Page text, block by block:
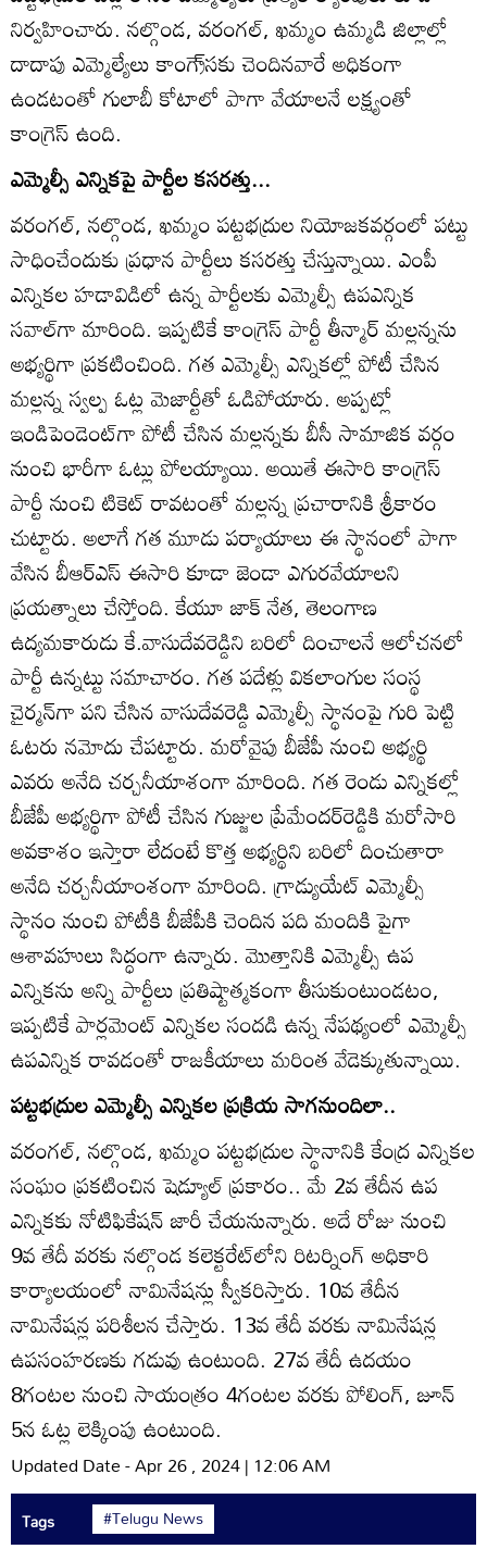
నిర్వహించారు. నల్గొండ, వరంగల్‌, ఖమ్మం ఉమ్మడి జిల్లాల్లో
దాదాపు ఎమ్మెల్యేలు కాంగ్రె్‌సకు చెందినవారే అధికంగా
ఉండటంతో గులాబీ కోటాలో పాగా వేయాలనే లక్ష్యంతో
కాంగ్రెస్‌ ఉంది.
ఎమ్మెల్సీ ఎన్నికపై పార్టీల కసరత్తు...
వరంగల్‌, నల్గొండ, ఖమ్మం పట్టభద్రుల నియోజకవర్గంలో పట్టు
సాధించేందుకు ప్రధాన పార్టీలు కసరత్తు చేస్తున్నాయి. ఎంపీ
ఎన్నికల హడావిడిలో ఉన్న పార్టీలకు ఎమ్మెల్సీ ఉపఎన్నిక
సవాల్‌గా మారింది. ఇప్పటికే కాంగ్రెస్‌ పార్టీ తీన్మార్‌ మల్లన్నను
అభ్యర్థిగా ప్రకటించింది. గత ఎమ్మెల్సీ ఎన్నికల్లో పోటీ చేసిన
మల్లన్న స్వల్ప ఓట్ల మెజార్టీతో ఓడిపోయారు. అప్పట్లో
ఇండిపెండెంట్‌గా పోటీ చేసిన మల్లన్నకు బీసీ సామాజిక వర్గం
నుంచి భారీగా ఓట్లు పోలయ్యాయి. అయితే ఈసారి కాంగ్రెస్‌
పార్టీ నుంచి టికెట్‌ రావటంతో మల్లన్న ప్రచారానికి శ్రీకారం
చుట్టారు. అలాగే గత మూడు పర్యాయాలు ఈ స్థానంలో పాగా
వేసిన బీఆర్‌ఎస్‌ ఈసారి కూడా జెండా ఎగురవేయాలని
ప్రయత్నాలు చేస్తోంది. కేయూ జాక్‌ నేత, తెలంగాణ
ఉద్యమకారుడు కే.వాసుదేవరెడ్డిని బరిలో దించాలనే ఆలోచనలో
పార్టీ ఉన్నట్టు సమాచారం. గత పదేళ్లు వికలాంగుల సంస్థ
చైర్మన్‌గా పని చేసిన వాసుదేవరెడ్డి ఎమ్మెల్సీ స్థానంపై గురి పెట్టి
ఓటరు నమోదు చేపట్టారు. మరోవైపు బీజేపీ నుంచి అభ్యర్థి
ఎవరు అనేది చర్చనీయాశంగా మారింది. గత రెండు ఎన్నికల్లో
బీజేపీ అభ్యర్థిగా పోటీ చేసిన గుజ్జుల ప్రేమేందర్‌రెడ్డికి మరోసారి
అవకాశం ఇస్తారా లేదంటే కొత్త అభ్యర్థిని బరిలో దించుతారా
అనేది చర్చనీయాంశంగా మారింది. గ్రాడ్యుయేట్‌ ఎమ్మెల్సీ
స్థానం నుంచి పోటీకి బీజేపీకి చెందిన పది మందికి పైగా
ఆశావహులు సిద్ధంగా ఉన్నారు. మొత్తానికి ఎమ్మెల్సీ ఉప
ఎన్నికను అన్ని పార్టీలు ప్రతిష్టాత్మకంగా తీసుకుంటుండటం,
ఇప్పటికే పార్లమెంట్‌ ఎన్నికల సందడి ఉన్న నేపథ్యంలో ఎమ్మెల్సీ
ఉపఎన్నిక రావడంతో రాజకీయాలు మరింత వేడెక్కుతున్నాయి.
పట్టభద్రుల ఎమ్మెల్సీ ఎన్నికల ప్రక్రియ సాగనుందిలా..
వరంగల్‌, నల్గొండ, ఖమ్మం పట్టభద్రుల స్థానానికి కేంద్ర ఎన్నికల
సంఘం ప్రకటించిన షెడ్యూల్‌ ప్రకారం.. మే 2వ తేదీన ఉప
ఎన్నికకు నోటిఫికేషన్‌ జారీ చేయనున్నారు. అదే రోజు నుంచి
9వ తేదీ వరకు నల్గొండ కలెక్టరేట్‌లోని రిటర్నింగ్‌ అధికారి
కార్యాలయంలో నామినేషన్లు స్వీకరిస్తారు. 10వ తేదీన
నామినేషన్ల పరిశీలన చేస్తారు. 13వ తేదీ వరకు నామినేషన్ల
ఉపసంహరణకు గడువు ఉంటుంది. 27వ తేదీ ఉదయం
8గంటల నుంచి సాయంత్రం 4గంటల వరకు పోలింగ్‌, జూన్‌
5న ఓట్ల లెక్కింపు ఉంటుంది.
Updated Date - Apr 26 , 2024 | 12:06 AM
Tags #Telugu News